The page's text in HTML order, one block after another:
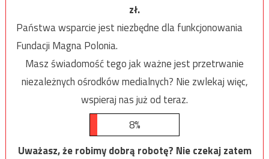
zł.
Państwa wsparcie jest niezbędne dla funkcjonowania
Fundacji Magna Polonia.
Masz świadomość tego jak ważne jest przetrwanie
niezależnych ośrodków medialnych? Nie zwlekaj więc,
wspieraj nas już od teraz.
8%
Uważasz, że robimy dobrą robotę? Nie czekaj zatem